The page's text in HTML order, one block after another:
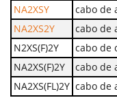
NA2XSY
cabo de
NA2XS2Y
cabo de
N2XS(F)2Y
cabo de
NA2XS(F)2Y
cabo de
NA2XS(FL)2Y cabo de